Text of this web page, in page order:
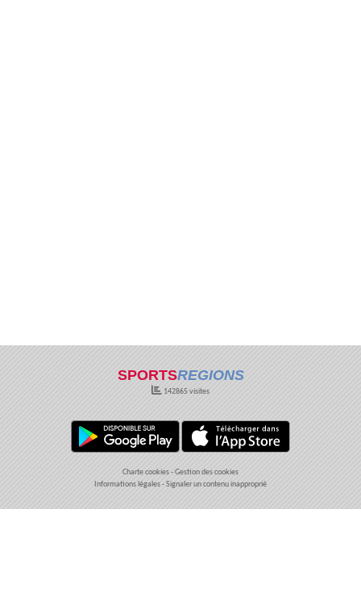
SPORTSREGIONS
142865visites
Charte cookies
Gestion des cookies
Informations légales
Signaler un contenu inapproprié